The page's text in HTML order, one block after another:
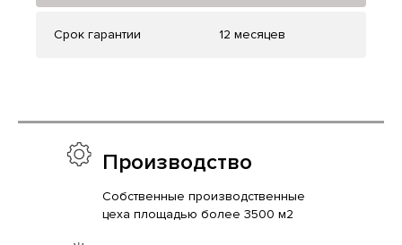
Срок гарантии 12 месяцев
Производство
Собственные производственные
цеха площадью более 3500 м2